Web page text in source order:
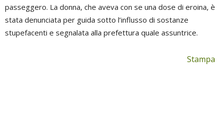
passeggero. La donna, che aveva con se una dose di eroina, è
stata denunciata per guida sotto l’influsso di sostanze
stupefacenti e segnalata alla prefettura quale assuntrice.
Stampa